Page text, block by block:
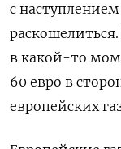
с
в какой-то
60 евро в
европейских